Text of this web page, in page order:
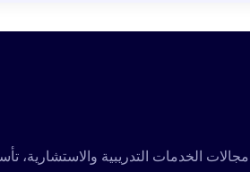
التنوع